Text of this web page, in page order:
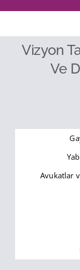
Vizyon
Ve
Avukatlar